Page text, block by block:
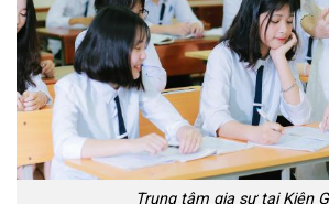
Trung tâm gia sư tại Kiên